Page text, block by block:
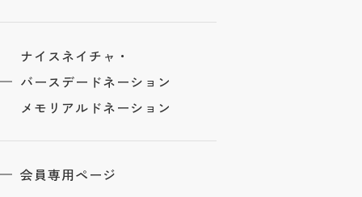
ナイスネイチャ・
バースデードネーション
メモリアルドネーション
会員専用ページ